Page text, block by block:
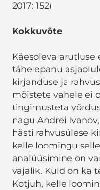
2017: 152)
Kokkuvõte
Käesoleva
tähelepanu
kirjanduse ja
mõistete vahele ei
tingimusteta
nagu Andrei
hästi rahvusülese
kelle loomingu
analüüsimine on
vajalik. Kuid on ka
Kotjuh, kelle